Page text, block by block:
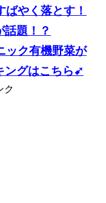
やく落とす！
題！？
ック有機野菜が
ングはこちら➹
ク